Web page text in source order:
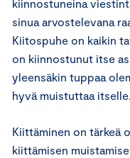
kiinnostuneina
sinua arvostelevana
Kiitospuhe on kaikin
on kiinnostunut itse
yleensäkin tuppaa
hyvä muistuttaa
Kiittäminen on tärkeä
kiittämisen